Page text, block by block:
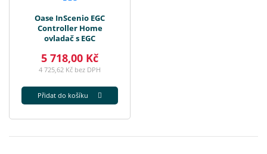
Oase InScenio EGC
Controller Home
ovladač s EGC
5 718,00 Kč
4 725,62 Kč bez DPH
Přidat do košíku